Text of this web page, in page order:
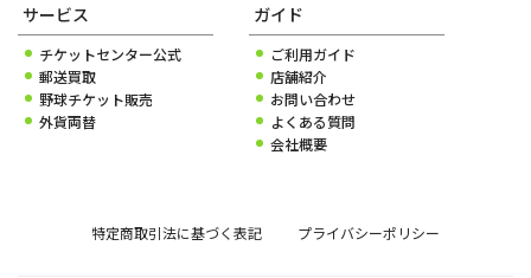
サービス
チケットセンター公式
郵送買取
野球チケット販売
外貨両替
ガイド
ご利用ガイド
店舗紹介
お問い合わせ
よくある質問
会社概要
特定商取引法に基づく表記 プライバシーポリシー